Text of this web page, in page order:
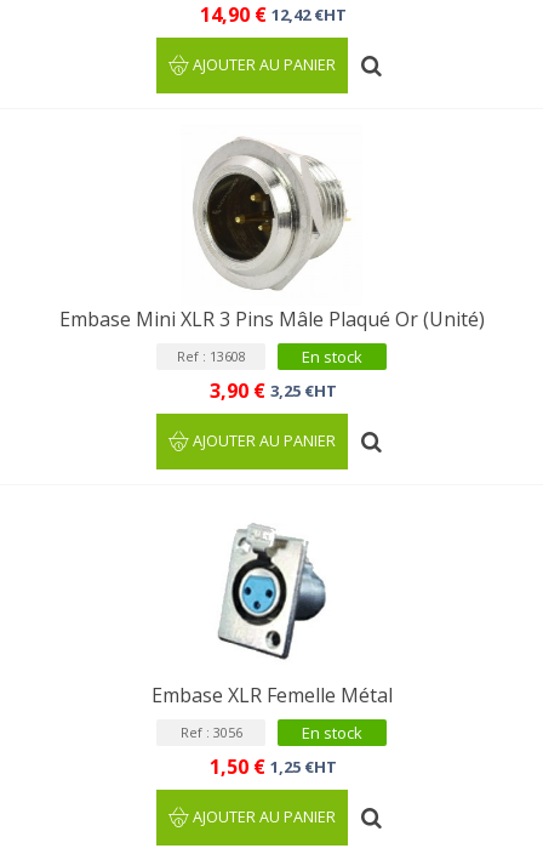
14,90 € 12,42 €HT
AJOUTER AU PANIER
Embase Mini XLR 3 Pins Mâle Plaqué Or (Unité)
Ref : 13608 En stock
3,90 € 3,25 €HT
AJOUTER AU PANIER
Embase XLR Femelle Métal
Ref : 3056 En stock
1,50 € 1,25 €HT
AJOUTER AU PANIER